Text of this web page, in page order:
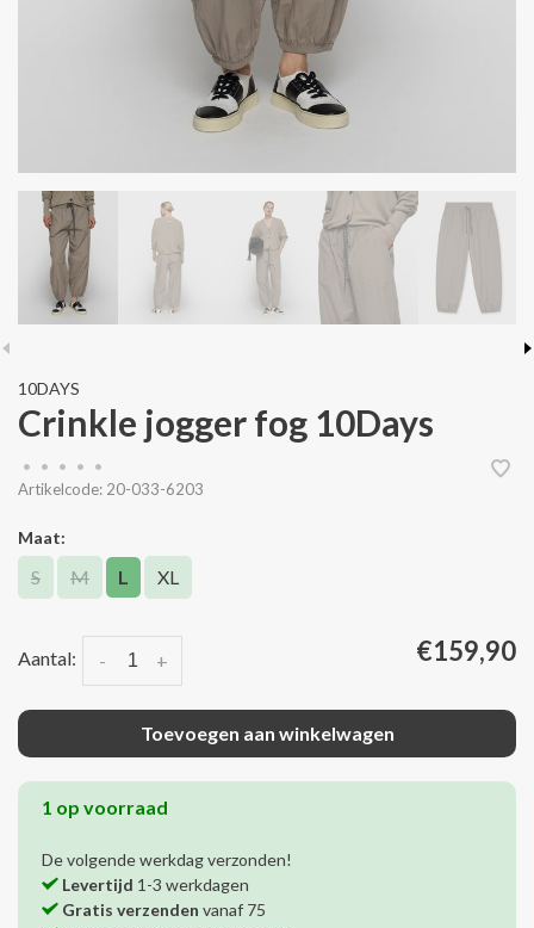
10DAYS
Crinkle jogger fog 10Days
• • • •
•
Artikelcode: 20-033-6203
Maat:
S M L XL
Aantal: +
- €159,90
Toevoegen aan winkelwagen
1 op voorraad
De volgende werkdag verzonden!
Levertijd 1-3 werkdagen
Gratis verzenden vanaf 75